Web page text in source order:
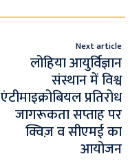
Next article
लोहिया आयुर्विज्ञान
संस्थान में विश्व
एंटीमाइक्रोबियल प्रतिरोध
जागरूकता सप्ताह पर
क्विज़ व सीएमई का
आयोजन